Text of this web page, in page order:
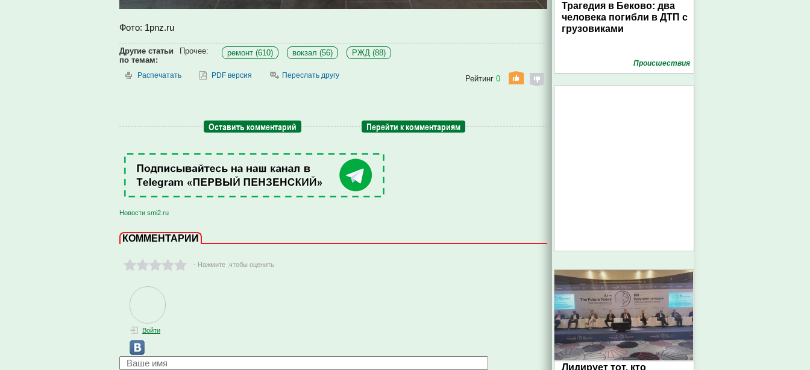
Фото: 1pnz.ru
Другие статьи
по темам:
Прочее: ремонт (610) вокзал (56) РЖД (88)
Распечатать PDF версия Переслать другу Рейтинг 0
Оставить комментарий Перейти к комментариям
Новости smi2.ru
КОММЕНТАРИИ
- Нажмите ,чтобы оценить
Войти
Трагедия в Беково: два
человека погибли в ДТП с
грузовиками
Проиcшествия
Лидирует тот, кто